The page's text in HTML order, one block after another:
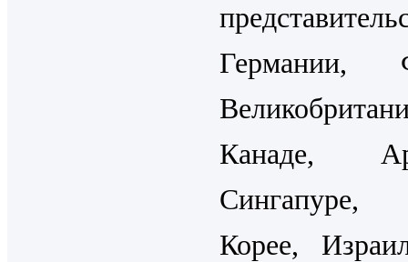
Германии,
Канаде,
Корее,